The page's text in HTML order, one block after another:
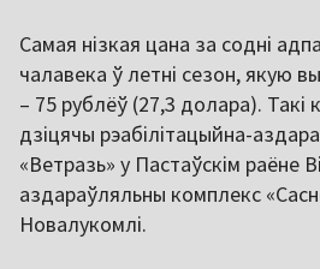
Самая нізкая цана за содні
чалавека ў летні сезон, якую
– 75 рублёў (27,3 долара).
дзіцячы рэабілітацыйна-
«Ветразь» у Пастаўскім раёне
аздараўляльны комплекс
Новалукомлі.